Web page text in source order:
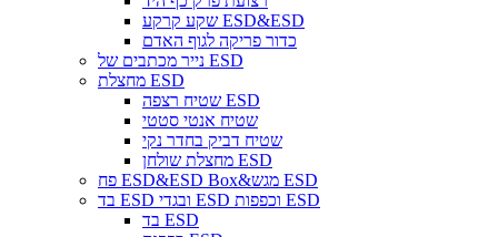
שקע קרקע ESD&ESD
כדור פריקה לגוף האדם
נייר מכתבים של ESD
מחצלת ESD
שטיח רצפה ESD
שטיח אנטי סטטי
שטיח דביק בחדר נקי
מחצלת שולחן ESD
פח ESD&ESD Box&מגש ESD
בד ESD ובגדי ESD וכפפות ESD
בד ESD